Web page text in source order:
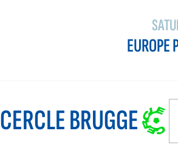
CERCLE BRUGGE